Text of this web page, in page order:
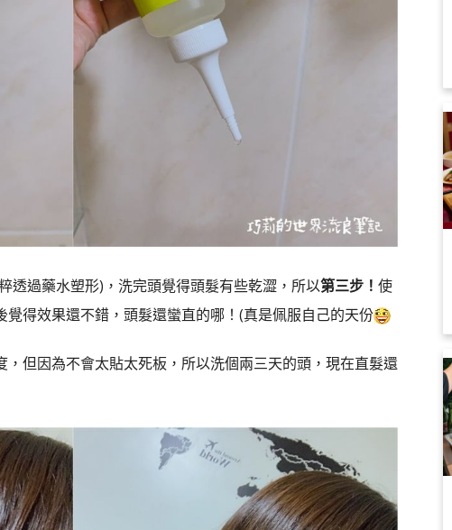
透過藥水塑形)，洗完頭覺得頭髮有些乾澀，所以第三步！ 使
得效果還不錯，頭髮還蠻直的哪！(真是佩服自己的天份
但因為不會太貼太死板，所以洗個兩三天的頭，現在直髮還